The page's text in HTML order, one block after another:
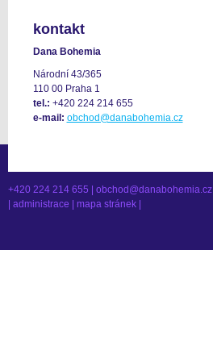
kontakt
Dana Bohemia
Národní 43/365
110 00 Praha 1
tel.: +420 224 214 655
e-mail: obchod@danabohemia.cz
+420 224 214 655 | obchod@danabohemia.cz
administrace mapa stránek|